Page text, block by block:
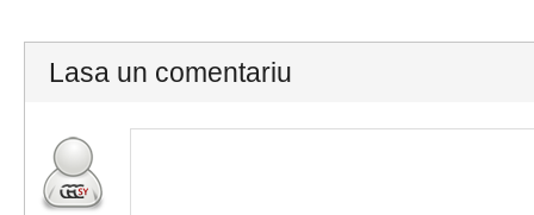
Lasa un comentariu